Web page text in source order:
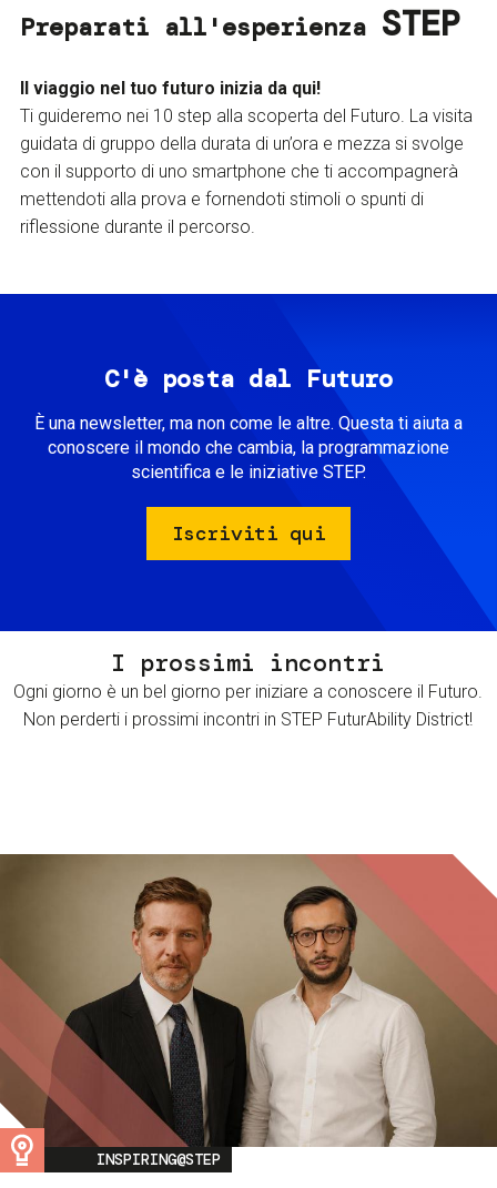
Preparati all'esperienza STEP
Il viaggio nel tuo futuro inizia da qui!
Ti guideremo nei 10 step alla scoperta del Futuro. La visita
guidata di gruppo della durata di un’ora e mezza si svolge
con il supporto di uno smartphone che ti accompagnerà
mettendoti alla prova e fornendoti stimoli o spunti di
riflessione durante il percorso.
C'è posta dal Futuro
È una newsletter, ma non come le altre. Questa ti aiuta a
conoscere il mondo che cambia, la programmazione
scientifica e le iniziative STEP.
Iscriviti qui
I prossimi incontri
Ogni giorno è un bel giorno per iniziare a conoscere il Futuro.
Non perderti i prossimi incontri in STEP FuturAbility District!
Image
INSPIRING@STEP